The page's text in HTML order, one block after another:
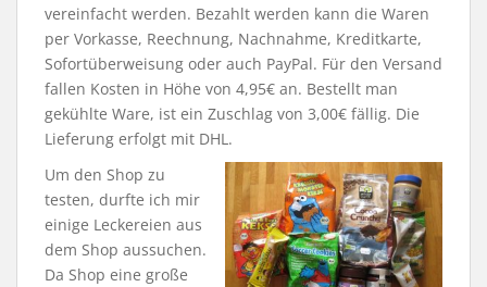
vereinfacht werden. Bezahlt werden kann die Waren
per Vorkasse, Reechnung, Nachnahme, Kreditkarte,
Sofortüberweisung oder auch PayPal. Für den Versand
fallen Kosten in Höhe von 4,95€ an. Bestellt man
gekühlte Ware, ist ein Zuschlag von 3,00€ fällig. Die
Lieferung erfolgt mit DHL.
Um den Shop zu
testen, durfte ich mir
einige Leckereien aus
dem Shop aussuchen.
Da Shop eine große